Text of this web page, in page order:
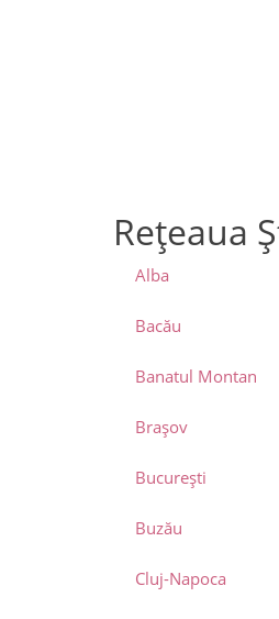
Rețeaua
Alba
Bacău
Banatul Montan
Brașov
București
Buzău
Cluj-Napoca